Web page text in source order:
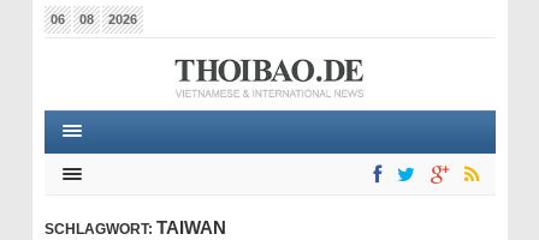
06 08 2026
SCHLAGWORT: TAIWAN